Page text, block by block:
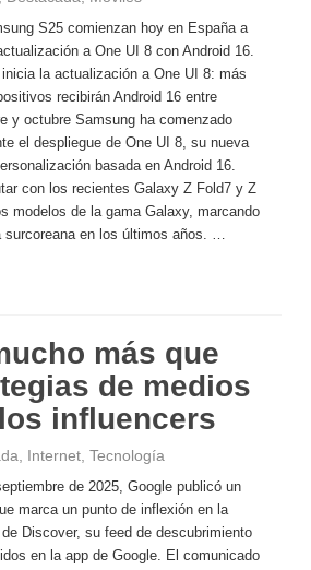
S25 comienzan hoy en España a
a One UI 8 con Android 16.
la actualización a One UI 8: más
recibirán Android 16 entre
y octubre Samsung ha comenzado
el despliegue de One UI 8, su nueva
basada en Android 16.
con los recientes Galaxy Z Fold7 y Z
modelos de la gama Galaxy, marcando
surcoreana en los últimos años. …
más que
de medios
influencers
Internet, Tecnología
de 2025, Google publicó un
marca un punto de inflexión en la
Discover, su feed de descubrimiento
en la app de Google. El comunicado